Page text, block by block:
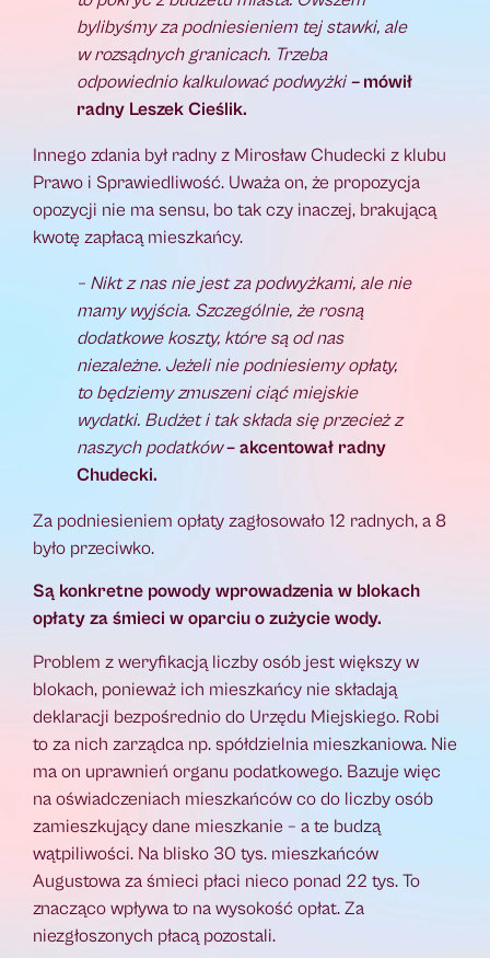
bylibyśmy za podniesieniem tej stawki, ale
w rozsądnych granicach. Trzeba
odpowiednio kalkulować podwyżki –mówił
radny Leszek Cieślik.
Innego zdania był radny z Mirosław Chudecki z klubu
Prawo i Sprawiedliwość. Uważa on, że propozycja
opozycji nie ma sensu, bo tak czy inaczej, brakującą
kwotę zapłacą mieszkańcy.
– Nikt z nas nie jest za podwyżkami, ale nie
mamy wyjścia. Szczególnie, że rosną
dodatkowe koszty, które są od nas
niezależne. Jeżeli nie podniesiemy opłaty,
to będziemy zmuszeni ciąć miejskie
wydatki. Budżet i tak składa się przecież z
naszych podatków – akcentował radny
Chudecki.
Za podniesieniem opłaty zagłosowało 12 radnych, a 8
było przeciwko.
Są konkretne powody wprowadzenia w blokach
opłaty za śmieci w oparciu o zużycie wody.
Problem z weryfikacją liczby osób jest większy w
blokach, ponieważ ich mieszkańcy nie składają
deklaracji bezpośrednio do Urzędu Miejskiego. Robi
to za nich zarządca np. spółdzielnia mieszkaniowa. Nie
ma on uprawnień organu podatkowego. Bazuje więc
na oświadczeniach mieszkańców co do liczby osób
zamieszkujący dane mieszkanie – a te budzą
wątpiliwości. Na blisko 30 tys. mieszkańców
Augustowa za śmieci płaci nieco ponad 22 tys. To
znacząco wpływa to na wysokość opłat. Za
niezgłoszonych płacą pozostali.